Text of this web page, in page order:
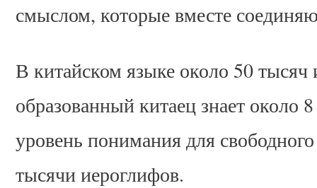
смыслом, которые вместе
В китайском языке около 50
образованный китаец знает
уровень понимания для
тысячи иероглифов.